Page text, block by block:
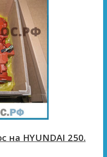
на HYUNDAI 250.